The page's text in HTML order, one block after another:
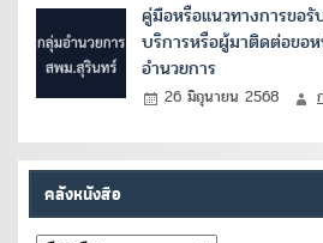
คู่มือหรือแนวทางการขอ
บริการหรือผู้มาติดต่อขอ
อำนวยการ
26 มิถุนายน 2568
คลังหนังสือ